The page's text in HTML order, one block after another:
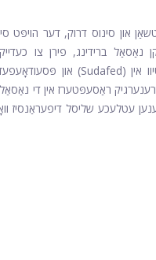
און סינוס דרוק, דער הויפּט
ברידינג, פירן צו
ראַסעפּטערז אין די נאַסאַל
עטלעכע שליסל דיפעראַנסיז